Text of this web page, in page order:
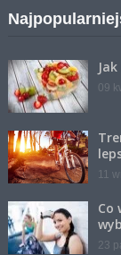
09
11
Co
23